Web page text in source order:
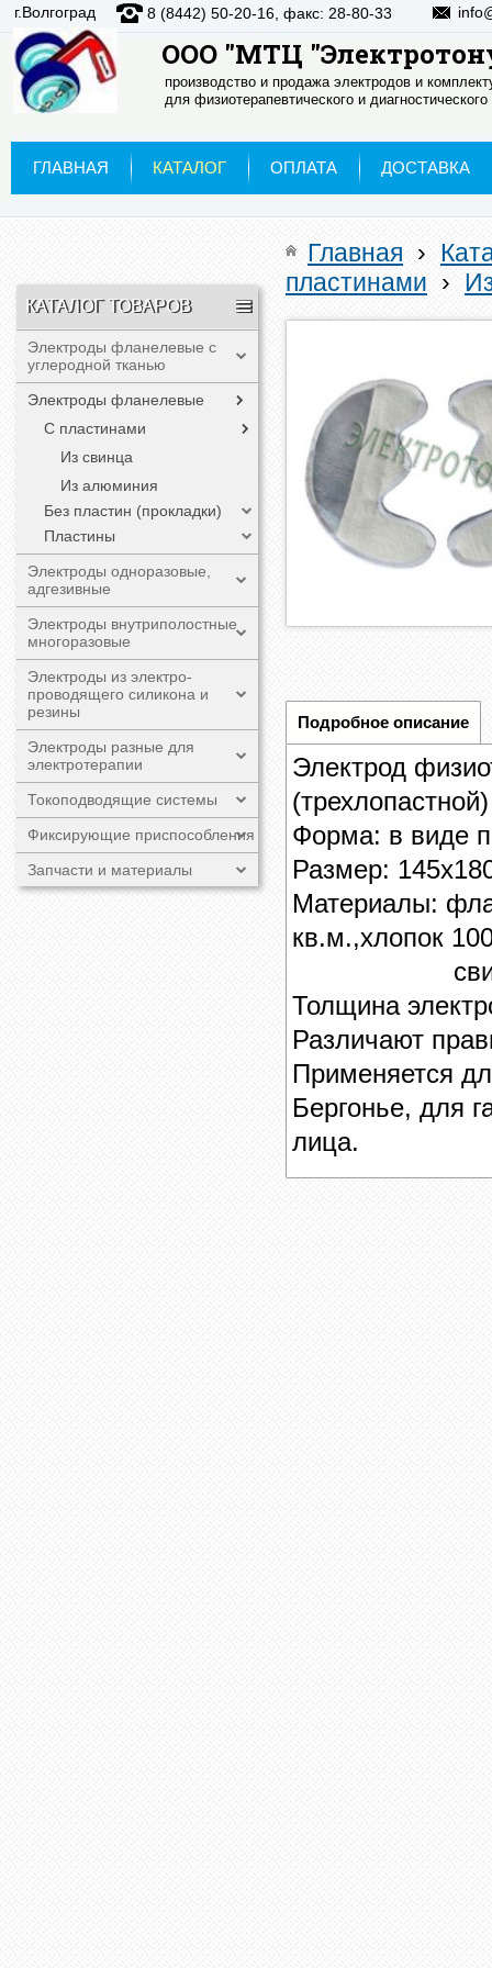
ООО "МТЦ
производство и продажа электродов и
для физиотерапевтического и
г.Волгоград 8 (8442) 50-20-16, факс: 28-80-33
ГЛАВНАЯ КАТАЛОГ ОПЛАТА ДОСТАВКА
КАТАЛОГ ТОВАРОВ
Электроды фланелевые с
углеродной тканью
Электроды фланелевые
С пластинами
Из свинца
Из алюминия
Без пластин (прокладки)
Пластины
Электроды одноразовые,
адгезивные
Электроды внутриполостные
многоразовые
Электроды из электро-
проводящего силикона и
резины
Электроды разные для
электротерапии
Токоподводящие системы
Фиксирующие приспособления
Запчасти и материалы
Главная ›
пластинами ›
Подробное описание
Электрод
Форма: в виде
Размер:
Материалы:
кв.м.,хлопок
Толщина
Различают
Применяется
Бергонье, для
лица.